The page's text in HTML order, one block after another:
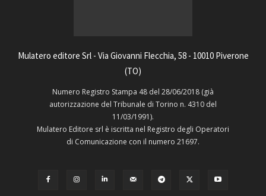
Mulatero editore Srl - Via Giovanni Flecchia, 58 - 10010 Piverone
(TO)
Numero Registro Stampa 48 del 28/06/2018 (già
autorizzazione del Tribunale di Torino n. 4310 del
11/03/1991).
Mulatero Editore srl è iscritta nel Registro degli Operatori
di Comunicazione con il numero 21697.